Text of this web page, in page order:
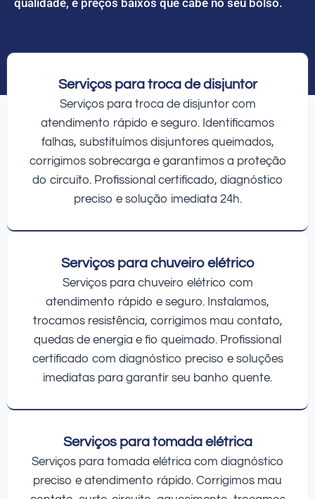
Serviços para troca de disjuntor
Serviços para troca de disjuntor com
atendimento rápido e seguro. Identificamos
falhas, substituímos disjuntores queimados,
corrigimos sobrecarga e garantimos a proteção
do circuito. Profissional certificado, diagnóstico
preciso e solução imediata 24h.
Serviços para chuveiro elétrico
Serviços para chuveiro elétrico com
atendimento rápido e seguro. Instalamos,
trocamos resistência, corrigimos mau contato,
quedas de energia e fio queimado. Profissional
certificado com diagnóstico preciso e soluções
imediatas para garantir seu banho quente.
Serviços para tomada elétrica
Serviços para tomada elétrica com diagnóstico
preciso e atendimento rápido. Corrigimos mau